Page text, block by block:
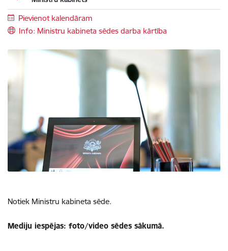
Pievienot kalendāram
Info: Ministru kabineta sēdes darba kārtība
Notiek Ministru kabineta sēde.
Mediju iespējas: foto/video sēdes sākumā.